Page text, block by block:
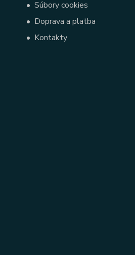
• Súbory cookies
• Doprava a platba
• Kontakty